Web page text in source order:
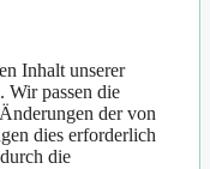
Inhalt unserer
Wir passen die
der von
dies erforderlich
die